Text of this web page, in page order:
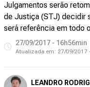
Julgamentos serão
de Justiça (STJ) decidir
será referência em todo
27/09/2017 - 16h56min
Atualizada em: 27/09/2017
LEANDRO